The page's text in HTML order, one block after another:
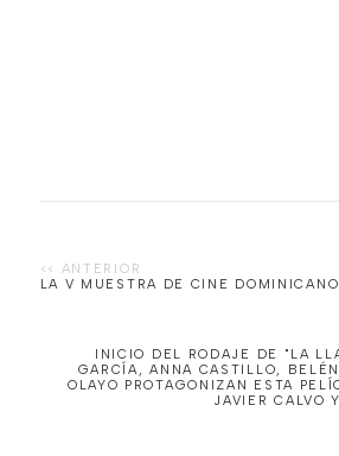
LA V MUESTRA DE CINE
INICIO DEL RODAJE DE "LA
GARCÍA, ANNA CASTILLO,
OLAYO PROTAGONIZAN ESTA
JAVIER CALVO